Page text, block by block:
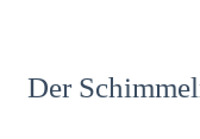
Der